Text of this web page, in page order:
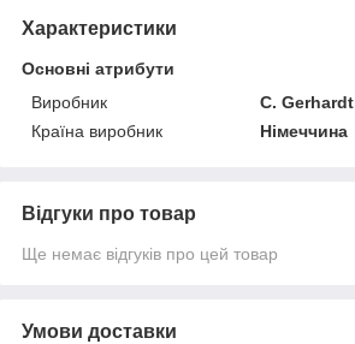
Характеристики
Основні атрибути
Виробник
C. Gerhardt
Країна виробник
Німеччина
Відгуки про товар
Ще немає відгуків про цей товар
Умови доставки